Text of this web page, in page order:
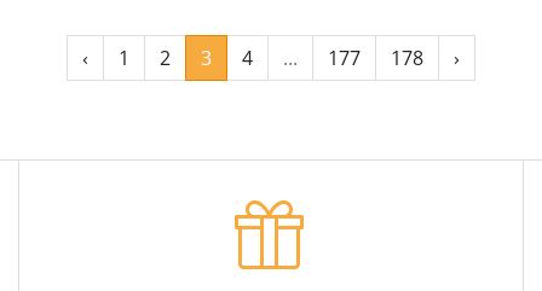
‹ 1 2 3 4 ... 177 178 ›